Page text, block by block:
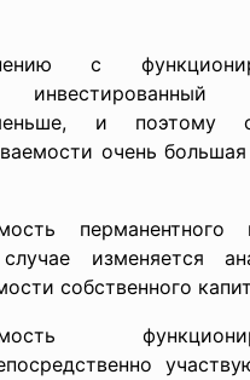
с
инвестированный
и поэтому
очень
перманентного
изменяется
собственного